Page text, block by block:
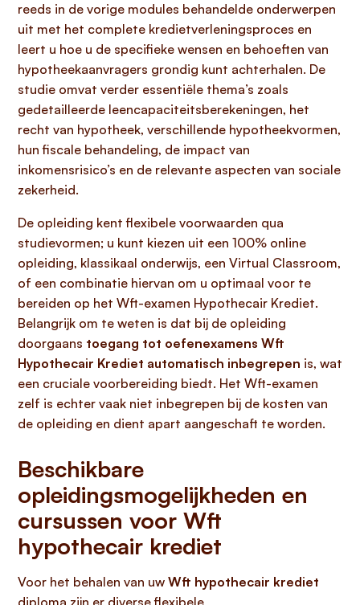
reeds in de vorige modules behandelde onderwerpen
uit met het complete kredietverleningsproces en
leert u hoe u de specifieke wensen en behoeften van
hypotheekaanvragers grondig kunt achterhalen. De
studie omvat verder essentiële thema’s zoals
gedetailleerde leencapaciteitsberekeningen, het
recht van hypotheek, verschillende hypotheekvormen,
hun fiscale behandeling, de impact van
inkomensrisico’s en de relevante aspecten van sociale
zekerheid.
De opleiding kent flexibele voorwaarden qua
studievormen; u kunt kiezen uit een 100% online
opleiding, klassikaal onderwijs, een Virtual Classroom,
of een combinatie hiervan om u optimaal voor te
bereiden op het Wft-examen Hypothecair Krediet.
Belangrijk om te weten is dat bij de opleiding
doorgaans toegang tot oefenexamens Wft
Hypothecair Krediet automatisch inbegrepen is, wat
een cruciale voorbereiding biedt. Het Wft-examen
zelf is echter vaak niet inbegrepen bij de kosten van
de opleiding en dient apart aangeschaft te worden.
Beschikbare
opleidingsmogelijkheden en
cursussen voor Wft
hypothecair krediet
Voor het behalen van uw Wft hypothecair krediet
diploma zijn er diverse flexibele